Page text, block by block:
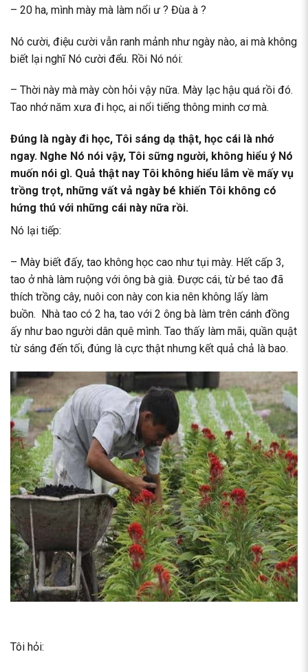
– 20 ha, mình mày mà làm nổi ư ? Đùa à ?
Nó cười, điệu cười vẫn ranh mảnh như ngày nào, ai mà không
biết lại nghĩ Nó cười đểu. Rồi Nó nói:
– Thời này mà mày còn hỏi vậy nữa. Mày lạc hậu quá rồi đó.
Tao nhớ năm xưa đi học, ai nổi tiếng thông minh cơ mà.
Đúng là ngày đi học, Tôi sáng dạ thật, học cái là nhớ
ngay. Nghe Nó nói vậy, Tôi sững người, không hiểu ý Nó
muốn nói gì. Quả thật nay Tôi không hiểu lắm về mấy vụ
trồng trọt, những vất vả ngày bé khiến Tôi không có
hứng thú với những cái này nữa rồi.
Nó lại tiếp:
– Mày biết đấy, tao không học cao như tụi mày. Hết cấp 3,
tao ở nhà làm ruộng với ông bà già. Được cái, từ bé tao đã
thích trồng cây, nuôi con này con kia nên không lấy làm
buồn. Nhà tao có 2 ha, tao với 2 ông bà làm trên cánh đồng
ấy như bao người dân quê mình. Tao thấy làm mãi, quần quật
từ sáng đến tối, đúng là cực thật nhưng kết quả chả là bao.
Tôi hỏi: